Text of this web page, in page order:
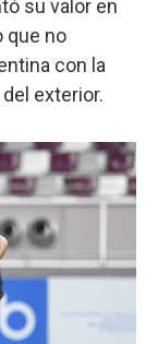
su valor en
que no
con la
exterior.